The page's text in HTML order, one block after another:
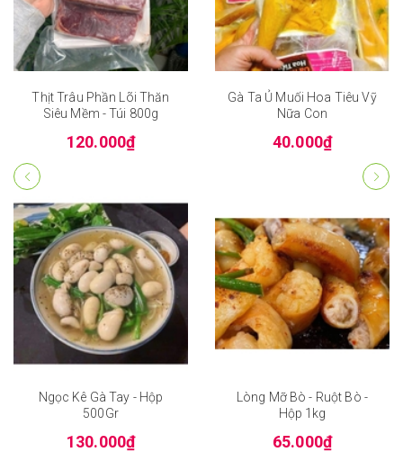
Thịt Trâu Phần Lõi Thăn
Siêu Mềm - Túi 800g
120.000₫
Gà Ta Ủ Muối Hoa Tiêu Vỹ
Nữa Con
40.000₫
Ngọc Kê Gà Tay - Hộp
500Gr
130.000₫
Lòng Mỡ Bò - Ruột Bò -
Hộp 1kg
65.000₫